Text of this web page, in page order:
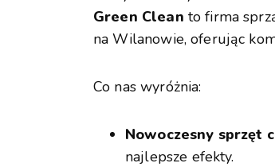
Green Clean to firma
na Wilanowie, oferując
Co nas wyróżnia:
Nowoczesny sprzęt
najlepsze efekty.